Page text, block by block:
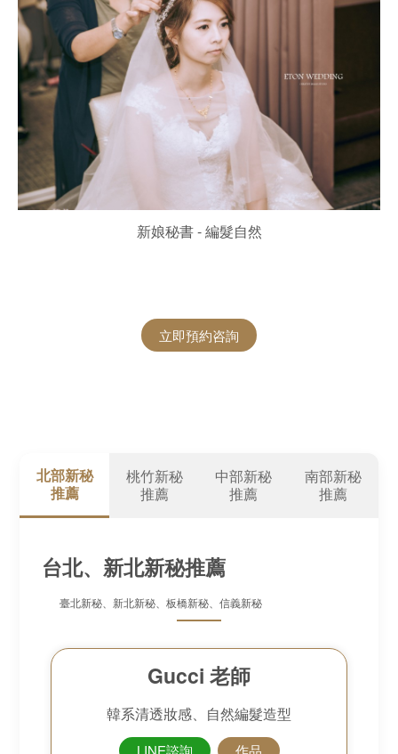
新娘秘書 - 編髮自然
立即預約咨詢
北部新秘
推薦
桃竹新秘
推薦
中部新秘
推薦
南部新秘
推薦
台北、新北新秘推薦
臺北新秘、新北新秘、板橋新秘、信義新秘
Gucci 老師
韓系清透妝感、自然編髮造型
LINE諮詢 作品